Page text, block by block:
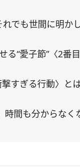
でも世間に明か
“愛子節”〈2番
すぎる行動〉と
時間も分からなく